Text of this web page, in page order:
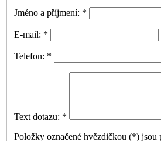
Jméno a příjmení: *
E-mail: *
Telefon: *
Text dotazu: *
Položky označené hvězdičkou (*) jsou